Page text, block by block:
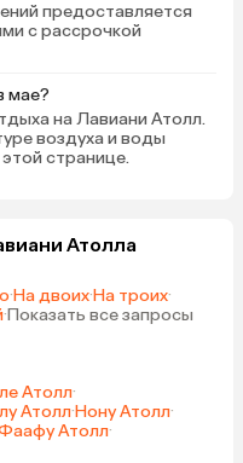
предоставляется
с рассрочкой
мае?
на Лавиани Атолл.
воздуха и воды
странице.
Атолла
·На двоих·На троих·
·Показать все запросы
Атолл·
Атолл·Нону Атолл·
Атолл·